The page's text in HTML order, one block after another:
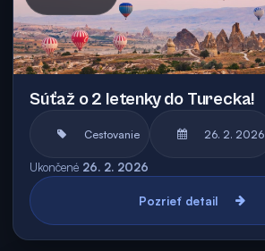
Súťaž o 2 letenky do Turecka!
Cestovanie 26. 2. 2026
Ukončené 26. 2. 2026
Pozrieť detail